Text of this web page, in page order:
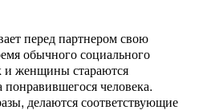
перед партнером свою
обычного социального
женщины стараются
человека.
делаются соответствующие